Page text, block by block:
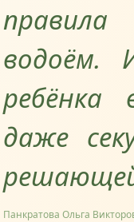
водоём.
даже
Панкратова Ольга